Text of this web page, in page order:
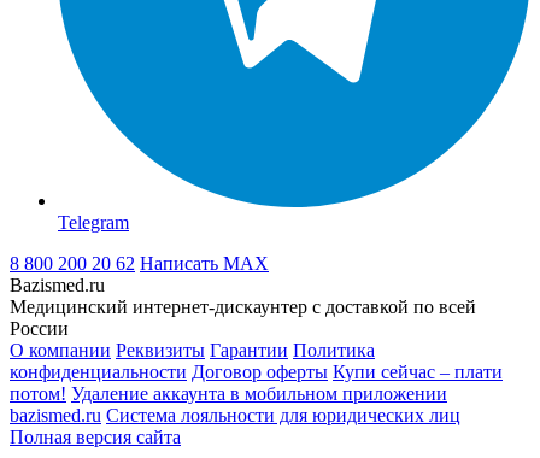
Telegram
8 800 200 20 62 Написать MAX
Bazismed.ru
Медицинский интернет-дискаунтер с доставкой по всей
России
О компании Реквизиты Гарантии Политика
конфиденциальности Договор оферты Купи сейчас – плати
потом! Удаление аккаунта в мобильном приложении
bazismed.ru Система лояльности для юридических лиц
Полная версия сайта